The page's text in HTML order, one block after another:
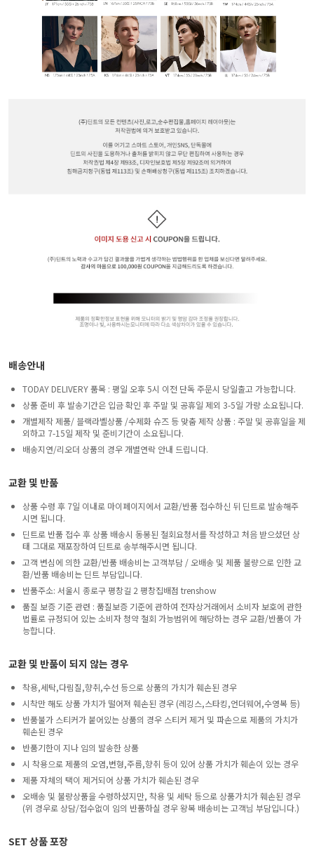
배송안내
TODAY DELIVERY 품목 : 평일 오후 5시 이전 단독 주문시 당일출고 가능합니다.
상품 준비 후 발송기간은 입금 확인 후 주말 및 공휴일 제외 3-5일 가량 소요됩니다.
개별제작 제품/ 블랙라벨상품 /수제화 슈즈 등 맞춤 제작 상품 : 주말 및 공휴일을 제
외하고 7-15일 제작 및 준비기간이 소요됩니다.
배송지연/리오더 상품의 경우 개별연락 안내 드립니다.
교환 및 반품
상품 수령 후 7일 이내로 마이페이지에서 교환/반품 접수하신 뒤 딘트로 발송해주
시면 됩니다.
딘트로 반품 접수 후 상품 배송시 동봉된 철회요청서를 작성하고 처음 받으셨던 상
태 그대로 재포장하여 딘트로 송부해주시면 됩니다.
고객 변심에 의한 교환/반품 배송비는 고객부담 / 오배송 및 제품 불량으로 인한 교
환/반품 배송비는 딘트 부담입니다.
반품주소: 서울시 종로구 평창길 2 평창집배점 trenshow
품질 보증 기준 관련 : 품질보증 기준에 관하여 전자상거래에서 소비자 보호에 관한
법률로 규정되어 있는 소비자 청약 철회 가능범위에 해당하는 경우 교환/반품이 가
능합니다.
교환 및 반품이 되지 않는 경우
착용,세탁,다림질,향취,수선 등으로 상품의 가치가 훼손된 경우
시착만 해도 상품 가치가 떨어져 훼손된 경우 (레깅스,스타킹,언더웨어,수영복 등)
반품불가 스티커가 붙어있는 상품의 경우 스티커 제거 및 파손으로 제품의 가치가
훼손된 경우
반품기한이 지나 임의 발송한 상품
시 착용으로 제품의 오염,변형,주름,향취 등이 있어 상품 가치가 훼손이 있는 경우
제품 자체의 택이 제거되어 상품 가치가 훼손된 경우
오배송 및 불량상품을 수령하셨지만, 착용 및 세탁 등으로 상품가치가 훼손된 경우
(위 경우로 상담/접수없이 임의 반품하실 경우 왕복 배송비는 고객님 부담입니다.)
SET 상품 포장